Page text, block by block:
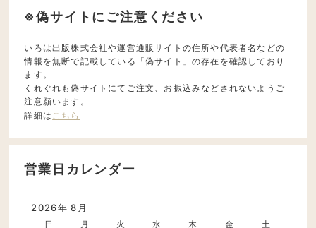
※偽サイトにご注意ください
いろは出版株式会社や運営通販サイトの住所や代表者名などの
情報を無断で記載している「偽サイト」の存在を確認しており
ます。
くれぐれも偽サイトにてご注文、お振込みなどされないようご
注意願います。
詳細は こちら
営業日カレンダー
2026年 8月
日 月 火 水 木 金 土